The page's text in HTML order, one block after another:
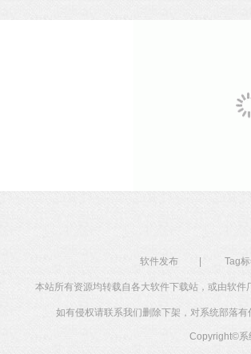
软件发布 Tag
本站所有资源均转载自各大软件下载站，或由软
如有侵权请联系我们删除下架，对系统部落
Copyright©系